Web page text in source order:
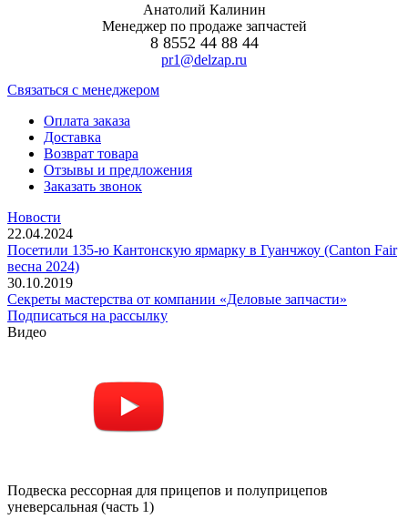
Анатолий Калинин
Менеджер по продаже запчастей
8 8552 44 88 44
pr1@delzap.ru
Cвязаться с менеджером
Оплата заказа
Доставка
Возврат товара
Отзывы и предложения
Заказать звонок
Новости
22.04.2024
Посетили 135-ю Кантонскую ярмарку в Гуанчжоу (Canton Fair
весна 2024)
30.10.2019
Секреты мастерства от компании «Деловые запчасти»
Подписаться на рассылку
Видео
Подвеска рессорная для прицепов и полуприцепов
уневерсальная (часть 1)